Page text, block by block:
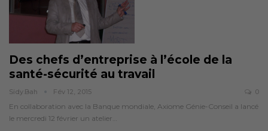
Des chefs d’entreprise à l’école de la
santé-sécurité au travail
Sidy.bah Fév 12, 2015 0
En collaboration avec la Banque mondiale, Axiome Génie-Conseil a lancé
le mercredi 12 février un atelier…